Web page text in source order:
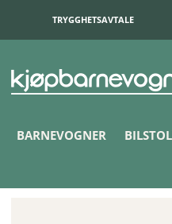
TRYGGHETSAVTALE
BARNEVOGNER